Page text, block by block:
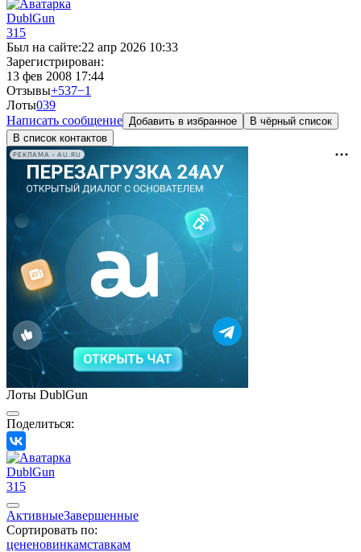
DublGun
315
Был на сайте:22 апр 2026 10:33
Зарегистрирован:
13 фев 2008 17:44
Отзывы+537−1
Лоты039
Написать сообщение Добавить в избранное
В чёрный список
В список контактов
РЕКЛАМА • AU.RU
Лоты DublGun
Поделиться:
DublGun
315
АктивныеЗавершенные
Сортировать по:
цененовинкамставкам